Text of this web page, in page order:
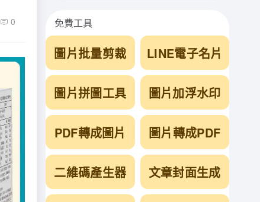
0 免費工具
圖片批量剪裁 LINE電子名片
圖片拼圖工具 圖片加浮水印
PDF轉成圖片 圖片轉成PDF
二維碼產生器 文章封面生成